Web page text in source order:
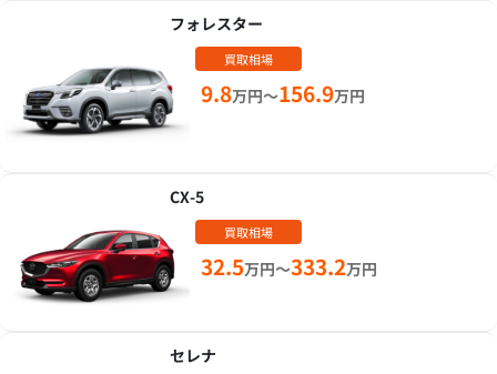
フォレスター
買取相場
9.8万円～156.9万円
CX-5
買取相場
32.5万円～333.2万円
セレナ